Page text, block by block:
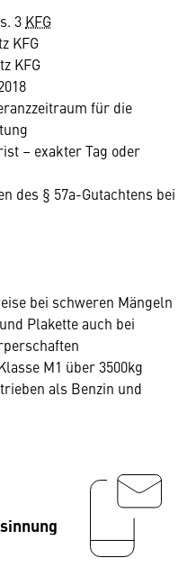
3 KFG
KFG
KFG
für die
– exakter Tag oder
des § 57a-Gutachtens bei
bei schweren Mängeln
Plakette auch bei
M1 über 3500kg
als Benzin und